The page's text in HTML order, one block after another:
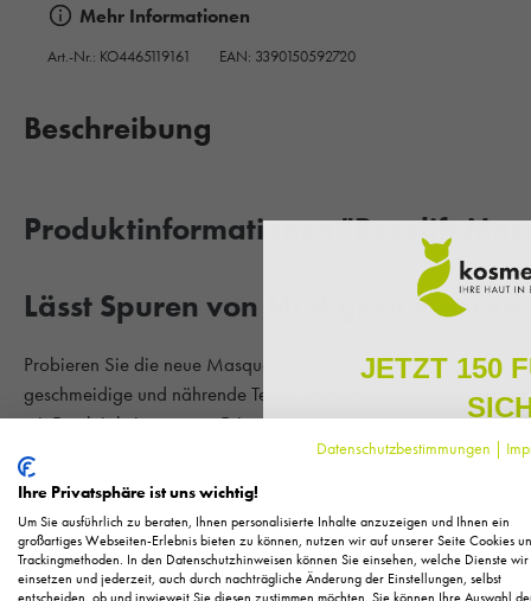
Mehr Informationen
Art.-Nr.: KO4465119161 EAN: 3390150592720
Beschreibung
Produktinformationen "Roselift
Lässt Spuren von Müdigkeit
Probieren Sie die neue Masque tenseur liftant aus der Roselift
geschmeidige und nährende Textur enthält Rosenwasser und
mit Feuchtigkeit versorgt. Feine Linien und Fältchen werden
weggeschoben. Zurück bleibt eine erfrischte und zarte Haut.
Hauttyp: Für jeden Hauttyp geeignet. Auch für die trockene
Ihre Vorteile im Überblick:
Datenschutzbestimmungen |
Ihre Privatsphäre ist uns wichtig!
Um Sie ausführlich zu beraten, Ihnen personalisierte Inhalte anzuzeigen und Ihnen ein
großartiges Webseiten-Erlebnis bieten zu können, nutzen wir auf unserer Seite Cookies
Trackingmethoden. In den Datenschutzhinweisen können Sie einsehen, welche Dienste wir
einsetzen und jederzeit, auch durch nachträgliche Änderung der Einstellungen, selbst
JETZT 150
Melden Sie sich zu
regelmäßig exklusive
Pflege, neue Produkte
Als kleines Dankeschön für
Ihnen150 Fuchstaler*, die
Einkauf